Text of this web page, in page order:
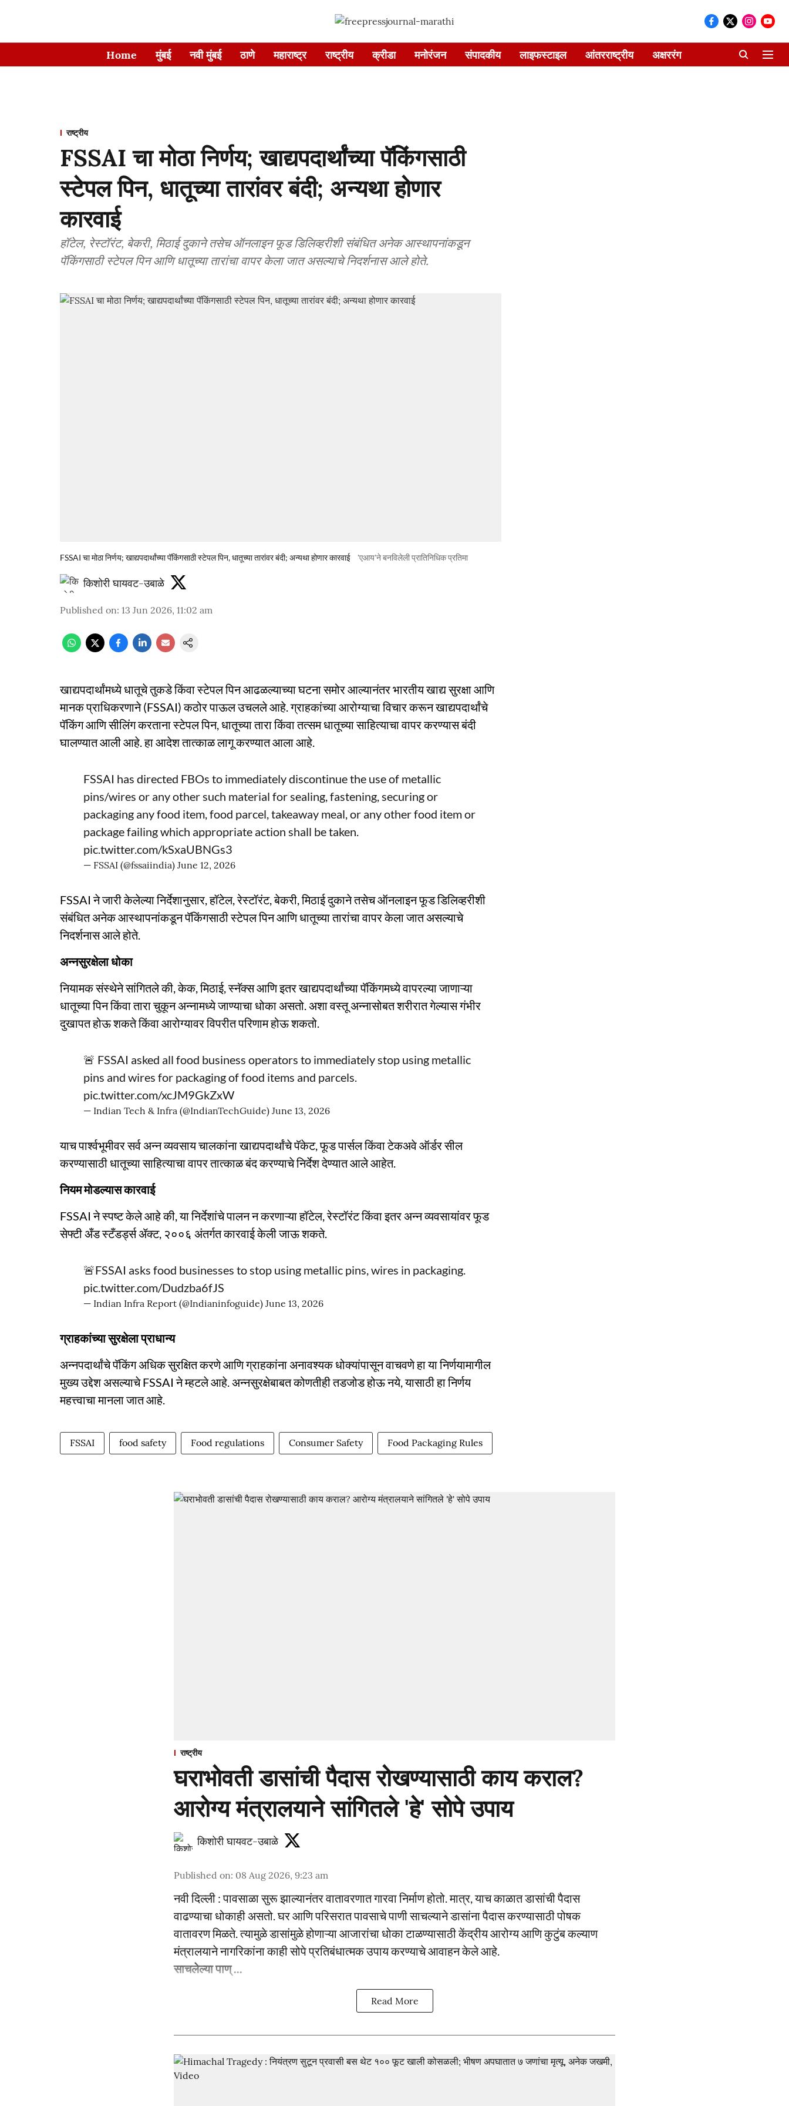
Home मुंबई नवी मुंबई ठाणे महाराष्ट्र राष्ट्रीय क्रीडा मनोरंजन संपादकीय लाइफस्टाइल आंतरराष्ट्रीय अक्षररंग
राष्ट्रीय
FSSAI चा मोठा निर्णय; खाद्यपदार्थांच्या पॅकिंगसाठी
स्टेपल पिन, धातूच्या तारांवर बंदी; अन्यथा होणार
कारवाई
हॉटेल, रेस्टॉरंट, बेकरी, मिठाई दुकाने तसेच ऑनलाइन फूड डिलिव्हरीशी संबंधित अनेक आस्थापनांकडून
पॅकिंगसाठी स्टेपल पिन आणि धातूच्या तारांचा वापर केला जात असल्याचे निदर्शनास आले होते.
FSSAI चा मोठा निर्णय; खाद्यपदार्थांच्या पॅकिंगसाठी स्टेपल पिन, धातूच्या तारांवर बंदी; अन्यथा होणार कारवाई 'एआय'ने बनविलेली प्रातिनिधिक प्रतिमा
किशोरी घायवट-उबाळे
Published on: 13 Jun 2026, 11:02 am
खाद्यपदार्थांमध्ये धातूचे तुकडे किंवा स्टेपल पिन आढळल्याच्या घटना समोर आल्यानंतर भारतीय खाद्य सुरक्षा आणि
मानक प्राधिकरणाने (FSSAI) कठोर पाऊल उचलले आहे. ग्राहकांच्या आरोग्याचा विचार करून खाद्यपदार्थांचे
पॅकिंग आणि सीलिंग करताना स्टेपल पिन, धातूच्या तारा किंवा तत्सम धातूच्या साहित्याचा वापर करण्यास बंदी
घालण्यात आली आहे. हा आदेश तात्काळ लागू करण्यात आला आहे.
FSSAI has directed FBOs to immediately discontinue the use of metallic
pins/wires or any other such material for sealing, fastening, securing or
packaging any food item, food parcel, takeaway meal, or any other food item or
package failing which appropriate action shall be taken.
pic.twitter.com/kSxaUBNGs3
— FSSAI (@fssaiindia) June 12, 2026
FSSAI ने जारी केलेल्या निर्देशानुसार, हॉटेल, रेस्टॉरंट, बेकरी, मिठाई दुकाने तसेच ऑनलाइन फूड डिलिव्हरीशी
संबंधित अनेक आस्थापनांकडून पॅकिंगसाठी स्टेपल पिन आणि धातूच्या तारांचा वापर केला जात असल्याचे
निदर्शनास आले होते.
अन्नसुरक्षेला धोका
नियामक संस्थेने सांगितले की, केक, मिठाई, स्नॅक्स आणि इतर खाद्यपदार्थांच्या पॅकिंगमध्ये वापरल्या जाणाऱ्या
धातूच्या पिन किंवा तारा चुकून अन्नामध्ये जाण्याचा धोका असतो. अशा वस्तू अन्नासोबत शरीरात गेल्यास गंभीर
दुखापत होऊ शकते किंवा आरोग्यावर विपरीत परिणाम होऊ शकतो.
🚨 FSSAI asked all food business operators to immediately stop using metallic
pins and wires for packaging of food items and parcels.
pic.twitter.com/xcJM9GkZxW
— Indian Tech & Infra (@IndianTechGuide) June 13, 2026
याच पार्श्वभूमीवर सर्व अन्न व्यवसाय चालकांना खाद्यपदार्थांचे पॅकेट, फूड पार्सल किंवा टेकअवे ऑर्डर सील
करण्यासाठी धातूच्या साहित्याचा वापर तात्काळ बंद करण्याचे निर्देश देण्यात आले आहेत.
नियम मोडल्यास कारवाई
FSSAI ने स्पष्ट केले आहे की, या निर्देशांचे पालन न करणाऱ्या हॉटेल, रेस्टॉरंट किंवा इतर अन्न व्यवसायांवर फूड
सेफ्टी अँड स्टँडर्ड्स ॲक्ट, २००६ अंतर्गत कारवाई केली जाऊ शकते.
🚨FSSAI asks food businesses to stop using metallic pins, wires in packaging.
pic.twitter.com/Dudzba6fJS
— Indian Infra Report (@Indianinfoguide) June 13, 2026
ग्राहकांच्या सुरक्षेला प्राधान्य
अन्नपदार्थांचे पॅकिंग अधिक सुरक्षित करणे आणि ग्राहकांना अनावश्यक धोक्यांपासून वाचवणे हा या निर्णयामागील
मुख्य उद्देश असल्याचे FSSAI ने म्हटले आहे. अन्नसुरक्षेबाबत कोणतीही तडजोड होऊ नये, यासाठी हा निर्णय
महत्त्वाचा मानला जात आहे.
FSSAI food safety Food regulations Consumer Safety Food Packaging Rules
राष्ट्रीय
घराभोवती डासांची पैदास रोखण्यासाठी काय कराल?
आरोग्य मंत्रालयाने सांगितले 'हे' सोपे उपाय
किशोरी घायवट-उबाळे
Published on: 08 Aug 2026, 9:23 am
नवी दिल्ली : पावसाळा सुरू झाल्यानंतर वातावरणात गारवा निर्माण होतो. मात्र, याच काळात डासांची पैदास
वाढण्याचा धोकाही असतो. घर आणि परिसरात पावसाचे पाणी साचल्याने डासांना पैदास करण्यासाठी पोषक
वातावरण मिळते. त्यामुळे डासांमुळे होणाऱ्या आजारांचा धोका टाळण्यासाठी केंद्रीय आरोग्य आणि कुटुंब कल्याण
मंत्रालयाने नागरिकांना काही सोपे प्रतिबंधात्मक उपाय करण्याचे आवाहन केले आहे.
साचलेल्या पाण् ...
Read More